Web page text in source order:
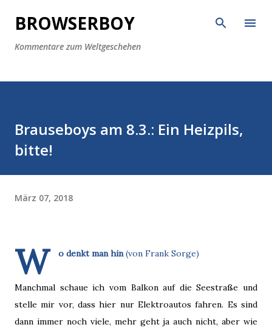
Direkt zum Hauptbereich
BROWSERBOY
Kommentare zum Weltgeschehen
Brauseboys am 8.3.: Ein Heizpils,
bitte!
März 07, 2018
W o denkt man hin(von Frank Sorge)
Manchmal schaue ich vom Balkon auf die Seestraße und
stelle mir vor, dass hier nur Elektroautos fahren. Es sind
dann immer noch viele, mehr geht ja auch nicht, aber wie